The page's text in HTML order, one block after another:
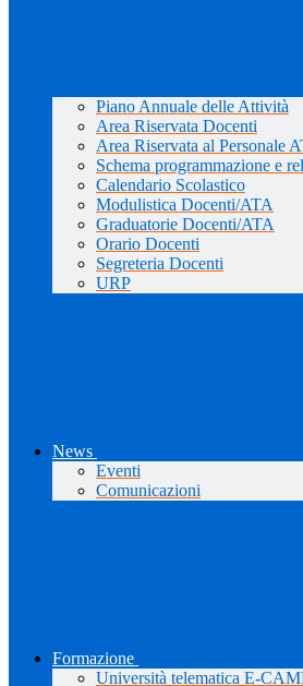
Piano Annuale delle Attività
Area Riservata Docenti
Area Riservata al Personale
Schema programmazione e
Calendario Scolastico
Modulistica Docenti/ATA
Graduatorie Docenti/ATA
Orario Docenti
Segreteria Docenti
URP
News
Eventi
Comunicazioni
Formazione
Università telematica E-